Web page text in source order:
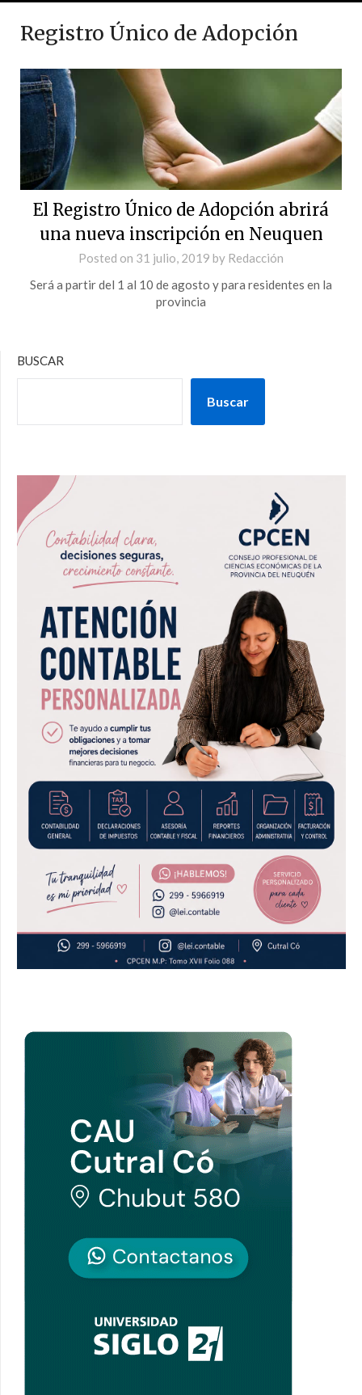
Registro Único de Adopción
El Registro Único de Adopción abrirá
una nueva inscripción en Neuquen
Posted on 31 julio, 2019 by Redacción
Será a partir del 1 al 10 de agosto y para residentes en la
provincia
BUSCAR
Buscar